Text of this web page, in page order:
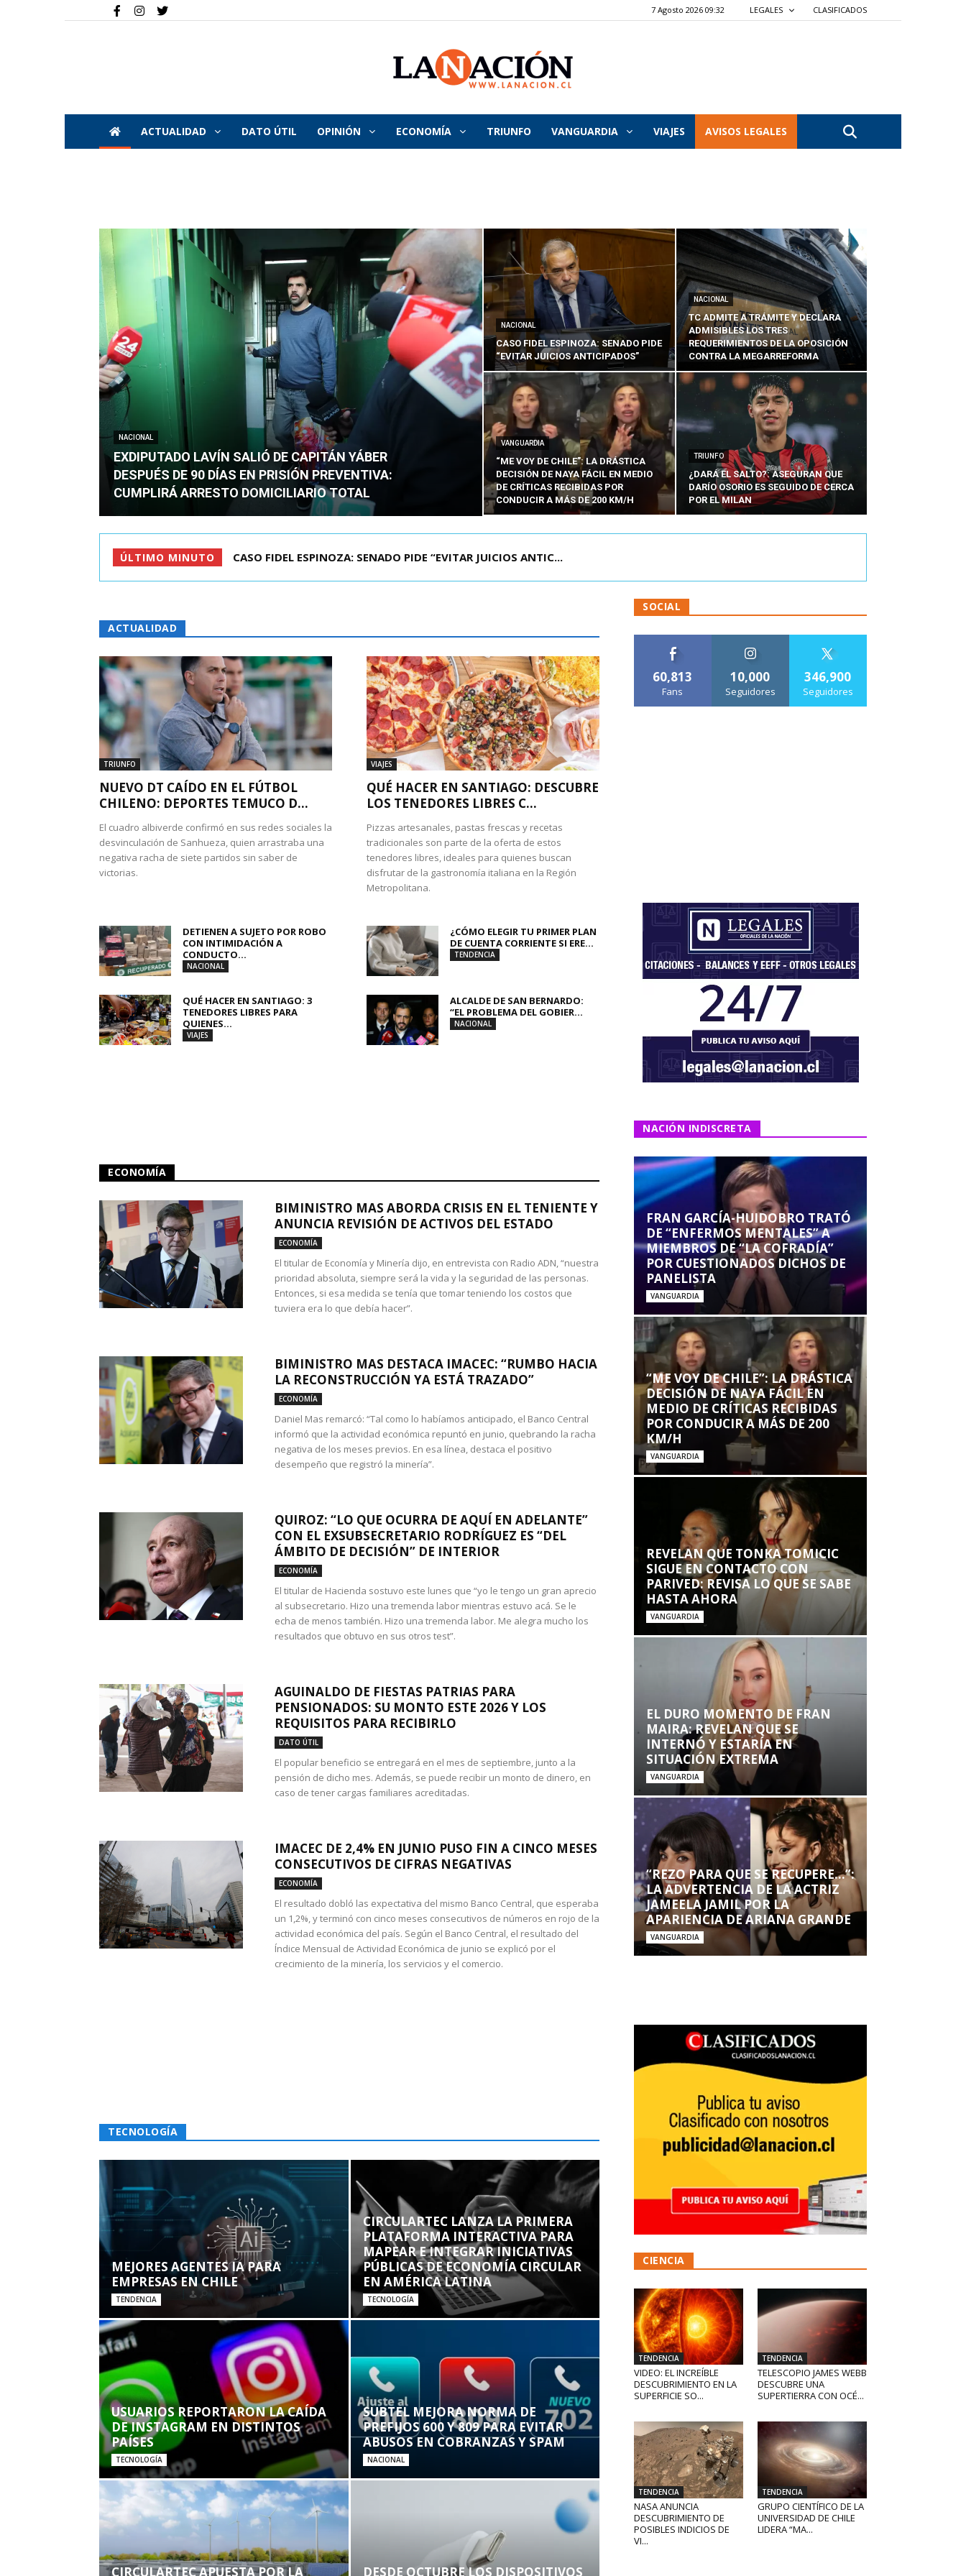
7 Agosto 2026 09:32 LEGALES CLASIFICADOS
La
Nación
ACTUALIDAD DATO ÚTIL OPINIÓN ECONOMÍA TRIUNFO VANGUARDIA VIAJES AVISOS LEGALES
NACIONAL
EXDIPUTADO LAVÍN SALIÓ DE CAPITÁN YÁBER
DESPUÉS DE 90 DÍAS EN PRISIÓN PREVENTIVA:
CUMPLIRÁ ARRESTO DOMICILIARIO TOTAL
NACIONAL
CASO FIDEL ESPINOZA: SENADO PIDE
“EVITAR JUICIOS ANTICIPADOS”
NACIONAL
TC ADMITE A TRÁMITE Y DECLARA
ADMISIBLES LOS TRES
REQUERIMIENTOS DE LA OPOSICIÓN
CONTRA LA MEGARREFORMA
VANGUARDIA
“ME VOY DE CHILE”: LA DRÁSTICA
DECISIÓN DE NAYA FÁCIL EN MEDIO
DE CRÍTICAS RECIBIDAS POR
CONDUCIR A MÁS DE 200 KM/H
TRIUNFO
¿DARÁ EL SALTO?: ASEGURAN QUE
DARÍO OSORIO ES SEGUIDO DE CERCA
POR EL MILAN
ÚLTIMO MINUTO TC ADMITE A TRÁMITE Y DECLARA ADMISIBLES LOS TRES REQU...
ACTUALIDAD
TRIUNFO
NUEVO DT CAÍDO EN EL FÚTBOL
CHILENO: DEPORTES TEMUCO D...
El cuadro albiverde confirmó en sus redes sociales la
desvinculación de Sanhueza, quien arrastraba una
negativa racha de siete partidos sin saber de
victorias.
VIAJES
QUÉ HACER EN SANTIAGO: DESCUBRE
LOS TENEDORES LIBRES C...
Pizzas artesanales, pastas frescas y recetas
tradicionales son parte de la oferta de estos
tenedores libres, ideales para quienes buscan
disfrutar de la gastronomía italiana en la Región
Metropolitana.
DETIENEN A SUJETO POR ROBO
CON INTIMIDACIÓN A
CONDUCTO...
NACIONAL
¿CÓMO ELEGIR TU PRIMER PLAN
DE CUENTA CORRIENTE SI ERE...
TENDENCIA
QUÉ HACER EN SANTIAGO: 3
TENEDORES LIBRES PARA
QUIENES...
VIAJES
ALCALDE DE SAN BERNARDO:
“EL PROBLEMA DEL GOBIER...
NACIONAL
ECONOMÍA
BIMINISTRO MAS ABORDA CRISIS EN EL TENIENTE Y
ANUNCIA REVISIÓN DE ACTIVOS DEL ESTADO
ECONOMÍA
El titular de Economía y Minería dijo, en entrevista con Radio ADN, “nuestra
prioridad absoluta, siempre será la vida y la seguridad de las personas.
Entonces, si esa medida se tenía que tomar teniendo los costos que
tuviera era lo que debía hacer”.
BIMINISTRO MAS DESTACA IMACEC: “RUMBO HACIA
LA RECONSTRUCCIÓN YA ESTÁ TRAZADO”
ECONOMÍA
Daniel Mas remarcó: “Tal como lo habíamos anticipado, el Banco Central
informó que la actividad económica repuntó en junio, quebrando la racha
negativa de los meses previos. En esa línea, destaca el positivo
desempeño que registró la minería”.
QUIROZ: “LO QUE OCURRA DE AQUÍ EN ADELANTE”
CON EL EXSUBSECRETARIO RODRÍGUEZ ES “DEL
ÁMBITO DE DECISIÓN” DE INTERIOR
ECONOMÍA
El titular de Hacienda sostuvo este lunes que “yo le tengo un gran aprecio
al subsecretario. Hizo una tremenda labor mientras estuvo acá. Se le
echa de menos también. Hizo una tremenda labor. Me alegra mucho los
resultados que obtuvo en sus otros test”.
AGUINALDO DE FIESTAS PATRIAS PARA
PENSIONADOS: SU MONTO ESTE 2026 Y LOS
REQUISITOS PARA RECIBIRLO
DATO ÚTIL
El popular beneficio se entregará en el mes de septiembre, junto a la
pensión de dicho mes. Además, se puede recibir un monto de dinero, en
caso de tener cargas familiares acreditadas.
IMACEC DE 2,4% EN JUNIO PUSO FIN A CINCO MESES
CONSECUTIVOS DE CIFRAS NEGATIVAS
ECONOMÍA
El resultado dobló las expectativa del mismo Banco Central, que esperaba
un 1,2%, y terminó con cinco meses consecutivos de números en rojo de la
actividad económica del país. Según el Banco Central, el resultado del
Índice Mensual de Actividad Económica de junio se explicó por el
crecimiento de la minería, los servicios y el comercio.
TECNOLOGÍA
MEJORES AGENTES IA PARA
EMPRESAS EN CHILE
TENDENCIA
CIRCULARTEC LANZA LA PRIMERA
PLATAFORMA INTERACTIVA PARA
MAPEAR E INTEGRAR INICIATIVAS
PÚBLICAS DE ECONOMÍA CIRCULAR
EN AMÉRICA LATINA
TECNOLOGÍA
USUARIOS REPORTARON LA CAÍDA
DE INSTAGRAM EN DISTINTOS
PAÍSES
TECNOLOGÍA
SUBTEL MEJORA NORMA DE
PREFIJOS 600 Y 809 PARA EVITAR
ABUSOS EN COBRANZAS Y SPAM
NACIONAL
CIRCULARTEC APUESTA POR LA DESDE OCTUBRE LOS DISPOSITIVOS
SOCIAL
60,813
Fans
10,000
Seguidores
346,900
Seguidores
NACIÓN INDISCRETA
FRAN GARCÍA-HUIDOBRO TRATÓ
DE “ENFERMOS MENTALES” A
MIEMBROS DE “LA COFRADÍA”
POR CUESTIONADOS DICHOS DE
PANELISTA
VANGUARDIA
“ME VOY DE CHILE”: LA DRÁSTICA
DECISIÓN DE NAYA FÁCIL EN
MEDIO DE CRÍTICAS RECIBIDAS
POR CONDUCIR A MÁS DE 200
KM/H
VANGUARDIA
REVELAN QUE TONKA TOMICIC
SIGUE EN CONTACTO CON
PARIVED: REVISA LO QUE SE SABE
HASTA AHORA
VANGUARDIA
EL DURO MOMENTO DE FRAN
MAIRA: REVELAN QUE SE
INTERNÓ Y ESTARÍA EN
SITUACIÓN EXTREMA
VANGUARDIA
“REZO PARA QUE SE RECUPERE…”:
LA ADVERTENCIA DE LA ACTRIZ
JAMEELA JAMIL POR LA
APARIENCIA DE ARIANA GRANDE
VANGUARDIA
CIENCIA
TENDENCIA
VIDEO: EL INCREÍBLE
DESCUBRIMIENTO EN LA
SUPERFICIE SO...
TENDENCIA
TELESCOPIO JAMES WEBB
DESCUBRE UNA
SUPERTIERRA CON OCÉ...
TENDENCIA
NASA ANUNCIA
DESCUBRIMIENTO DE
POSIBLES INDICIOS DE
VI...
TENDENCIA
GRUPO CIENTÍFICO DE LA
UNIVERSIDAD DE CHILE
LIDERA “MA...